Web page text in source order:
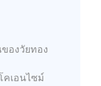
องวัยทอง
คเอนไซม์